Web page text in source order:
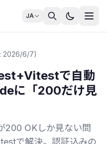
JA
2026/6/7)
で自動
に「200だけ見
200 OKしか見ない問
で解決。認証込みの